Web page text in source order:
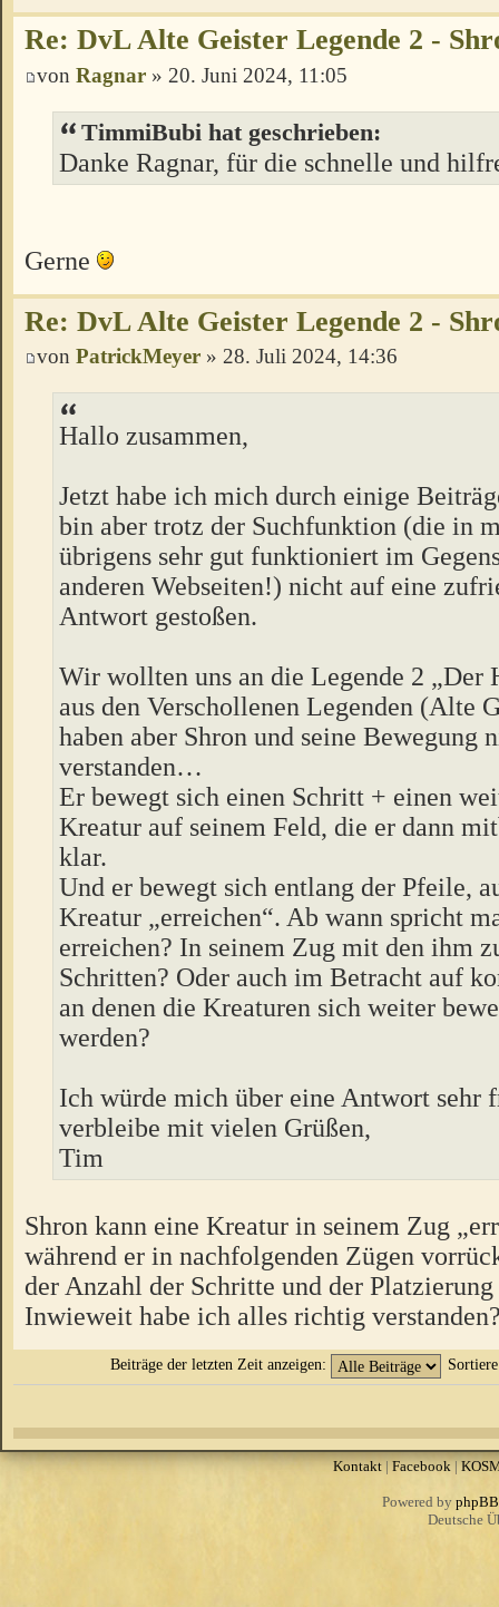
Re: DvL Alte Geister Legende 2 -
von Ragnar » 20. Juni 2024, 11:05
TimmiBubi hat geschrieben:
Danke Ragnar, für die schnelle und
Gerne
Re: DvL Alte Geister Legende 2 -
von PatrickMeyer » 28. Juli 2024, 14:36
Hallo zusammen,
Jetzt habe ich mich durch einige
bin aber trotz der Suchfunktion (die in
übrigens sehr gut funktioniert im
anderen Webseiten!) nicht auf eine
Antwort gestoßen.
Wir wollten uns an die Legende 2 „Der
aus den Verschollenen Legenden (Alte
haben aber Shron und seine Bewegung
verstanden…
Er bewegt sich einen Schritt + einen
Kreatur auf seinem Feld, die er dann
klar.
Und er bewegt sich entlang der Pfeile,
Kreatur „erreichen“. Ab wann spricht
erreichen? In seinem Zug mit den ihm
Schritten? Oder auch im Betracht auf
an denen die Kreaturen sich weiter
werden?
Ich würde mich über eine Antwort sehr
verbleibe mit vielen Grüßen,
Tim
Shron kann eine Kreatur in seinem Zug
während er in nachfolgenden Zügen
der Anzahl der Schritte und der
Inwieweit habe ich alles richtig
Beiträge der letzten Zeit anzeigen:
Kontakt|Facebook|
Powered by phpBB
Deutsche